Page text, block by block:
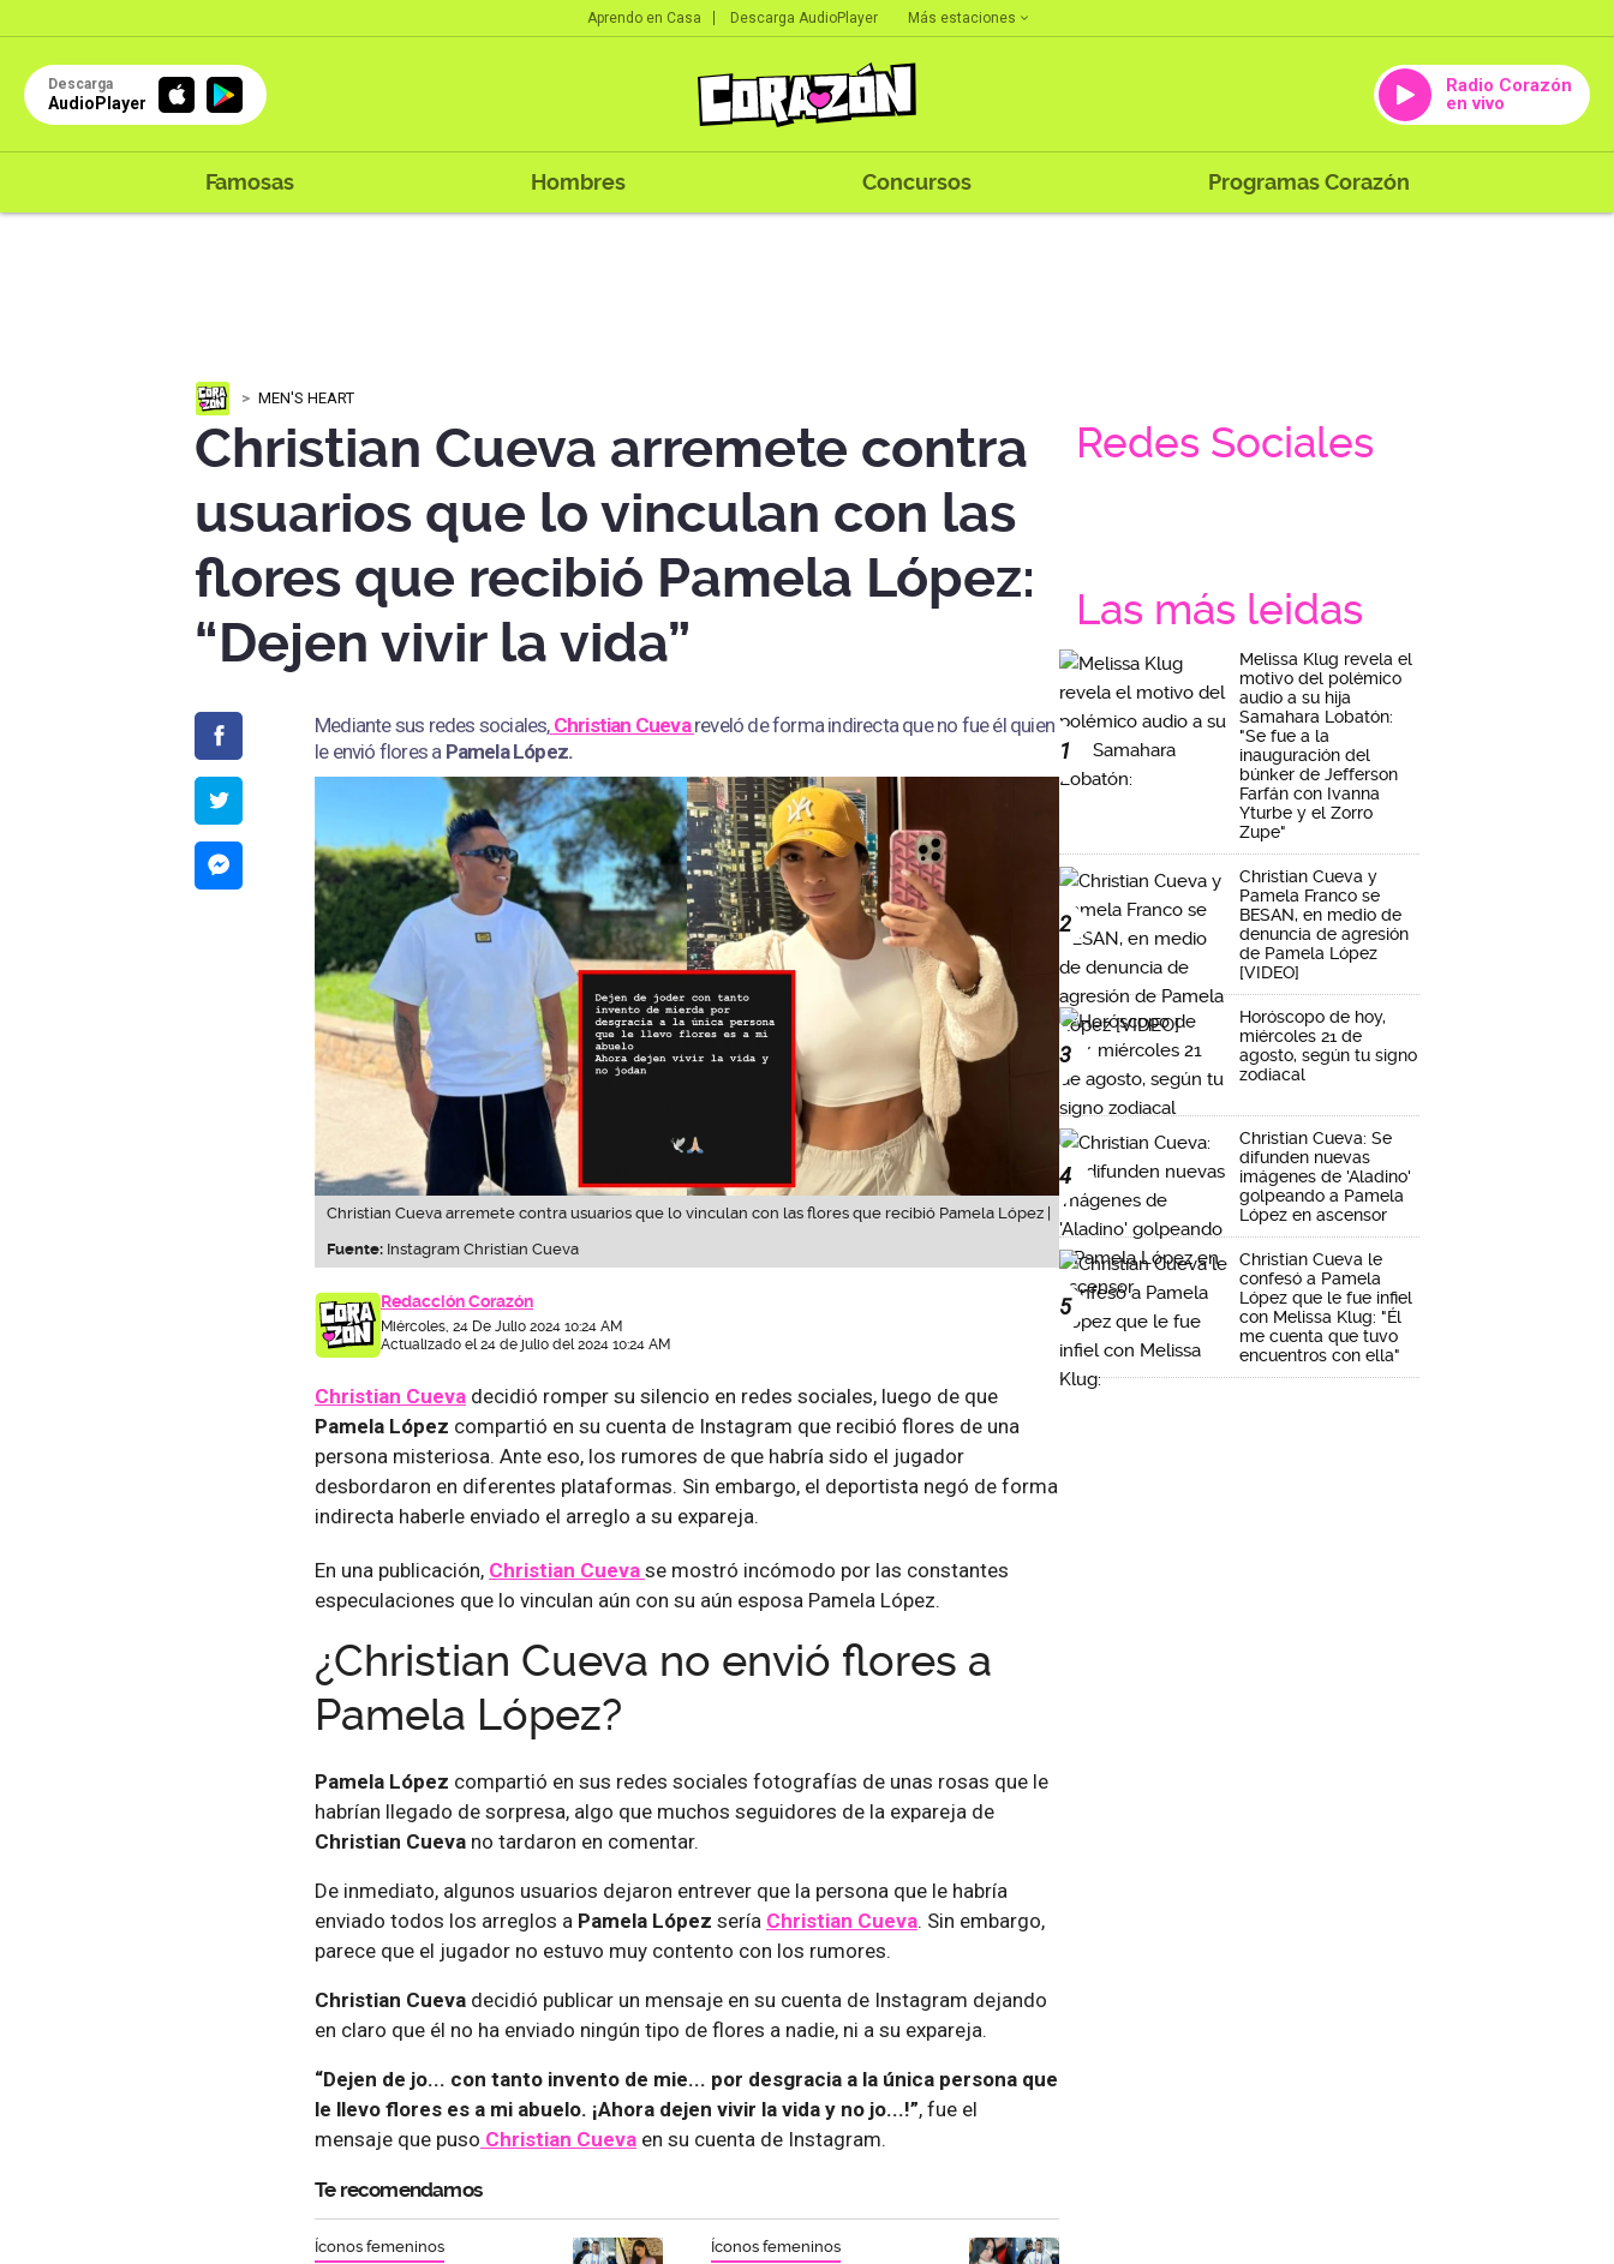
Aprendo en Casa Descarga AudioPlayer Más estaciones
Descarga
AudioPlayer
Radio Corazón
en vivo
Famosas Hombres Concursos Programas Corazón
MEN'S HEART
Christian Cueva arremete contra
usuarios que lo vinculan con las
flores que recibió Pamela López:
“Dejen vivir la vida”
Mediante sus redes sociales, Christian Cuevareveló de forma indirecta que no fue él quien
le envió flores a Pamela López.
Christian Cueva arremete contra usuarios que lo vinculan con las flores que recibió Pamela López |
Fuente: Instagram Christian Cueva
Redacción Corazón
Miércoles, 24 De Julio 2024 10:24 AM
Actualizado el 24 de julio del 2024 10:24 AM
Christian Cueva decidió romper su silencio en redes sociales, luego de que
Pamela López compartió en su cuenta de Instagram que recibió flores de una
persona misteriosa. Ante eso, los rumores de que habría sido el jugador
desbordaron en diferentes plataformas. Sin embargo, el deportista negó de forma
indirecta haberle enviado el arreglo a su expareja.
En una publicación, Christian Cueva se mostró incómodo por las constantes
especulaciones que lo vinculan aún con su aún esposa Pamela López.
¿Christian Cueva no envió flores a
Pamela López?
Pamela López compartió en sus redes sociales fotografías de unas rosas que le
habrían llegado de sorpresa, algo que muchos seguidores de la expareja de
Christian Cueva no tardaron en comentar.
De inmediato, algunos usuarios dejaron entrever que la persona que le habría
enviado todos los arreglos a Pamela López sería Christian Cueva. Sin embargo,
parece que el jugador no estuvo muy contento con los rumores.
Christian Cueva decidió publicar un mensaje en su cuenta de Instagram dejando
en claro que él no ha enviado ningún tipo de flores a nadie, ni a su expareja.
“Dejen de jo... con tanto invento de mie... por desgracia a la única persona que
le llevo flores es a mi abuelo. ¡Ahora dejen vivir la vida y no jo...!”, fue el
mensaje que puso Christian Cueva en su cuenta de Instagram.
Te recomendamos
Íconos femeninos Íconos femeninos
Redes Sociales
Las más leidas
1
Melissa Klug revela el
motivo del polémico
audio a su hija
Samahara Lobatón:
"Se fue a la
inauguración del
búnker de Jefferson
Farfán con Ivanna
Yturbe y el Zorro
Zupe"
2
Christian Cueva y
Pamela Franco se
BESAN, en medio de
denuncia de agresión
de Pamela López
[VIDEO]
3
Horóscopo de hoy,
miércoles 21 de
agosto, según tu signo
zodiacal
4
Christian Cueva: Se
difunden nuevas
imágenes de 'Aladino'
golpeando a Pamela
López en ascensor
5
Christian Cueva le
confesó a Pamela
López que le fue infiel
con Melissa Klug: "Él
me cuenta que tuvo
encuentros con ella"